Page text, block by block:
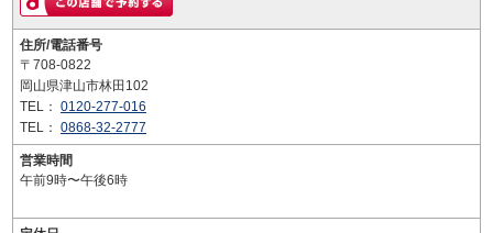
住所/電話番号
〒708-0822
岡山県津山市林田102
TEL： 0120-277-016
TEL： 0868-32-2777
営業時間
午前9時〜午後6時